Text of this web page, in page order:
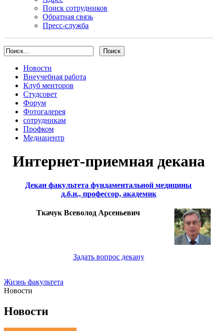
Поиск сотрудников
Обратная связь
Пресс-служба
Новости
Внеучебная работа
Клуб менторов
Студсовет
Форум
Фотогалерея
сотрудникам
Профком
Медиацентр
Интернет-приемная декана
Декан факультета фундаментальной медицины
д.б.н., профессор, академик
Ткачук Всеволод Арсеньевич
Задать вопрос декану
Жизнь факультета
Новости
Новости